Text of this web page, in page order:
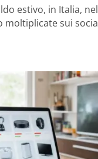
estivo, in Italia,
moltiplicate sui